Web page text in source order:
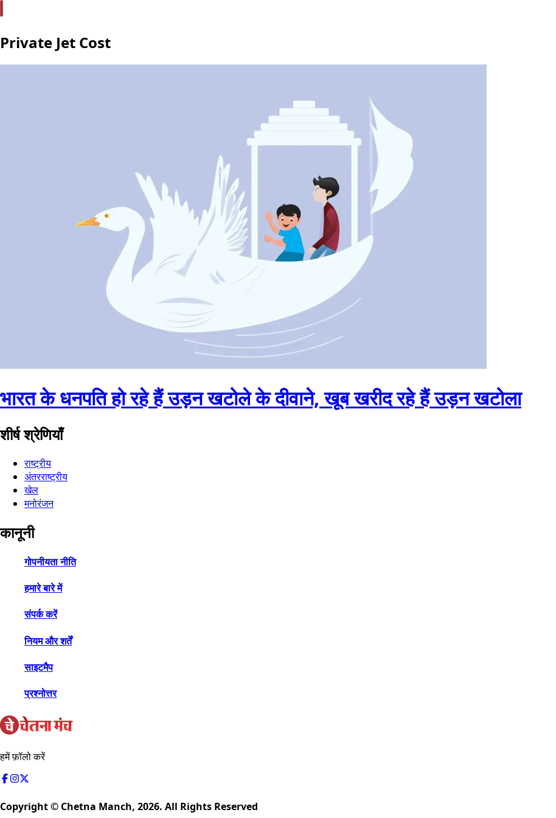
Private Jet Cost
भारत के धनपति हो रहे हैं उड़न खटोले के दीवाने, खूब खरीद रहे हैं उड़न खटोला
शीर्ष श्रेणियाँ
राष्ट्रीय
अंतरराष्ट्रीय
खेल
मनोरंजन
कानूनी
गोपनीयता नीति
हमारे बारे में
संपर्क करें
नियम और शर्तें
साइटमैप
प्रश्नोत्तर
हमें फ़ॉलो करें
Copyright © Chetna Manch, 2026. All Rights Reserved